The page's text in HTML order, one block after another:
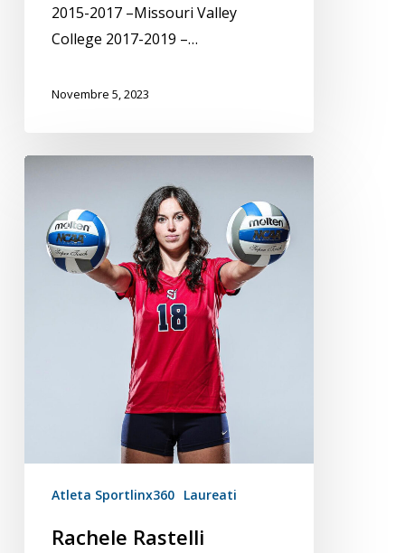
2015-2017 –Missouri Valley
College 2017-2019 –…
Novembre 5, 2023
Atleta Sportlinx360 Laureati
Rachele Rastelli